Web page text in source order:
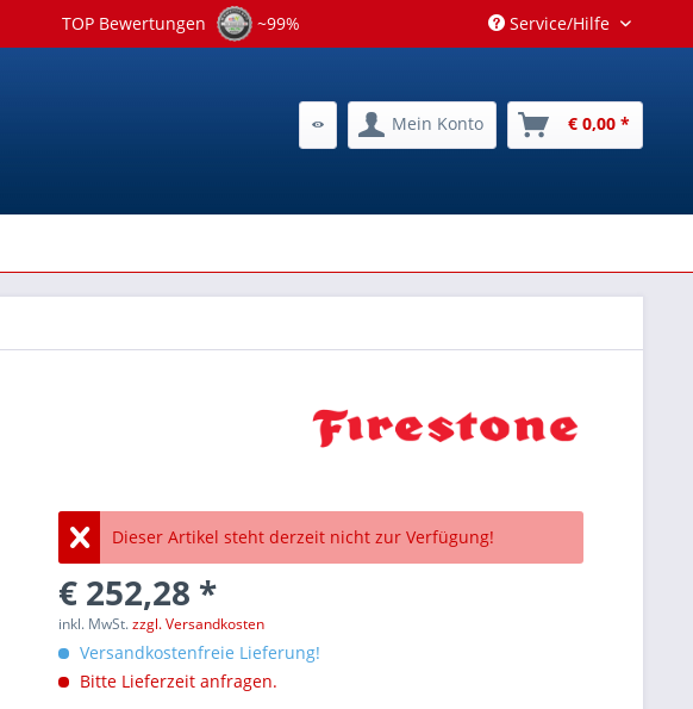
TOP Bewertungen ~99% Service/Hilfe
Mein Konto € 0,00 *
Dieser Artikel steht derzeit nicht zur Verfügung!
€ 252,28 *
inkl. MwSt.zzgl. Versandkosten
Versandkostenfreie Lieferung!
Bitte Lieferzeit anfragen.